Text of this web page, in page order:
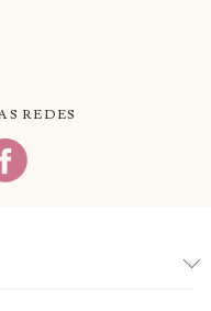
REDES